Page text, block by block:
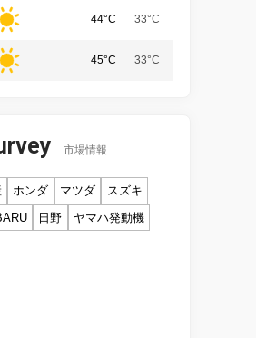
44°C 33°C
45°C 33°C
市場情報
ホンダ マツダ
スズキ
日野 ヤマハ発動機